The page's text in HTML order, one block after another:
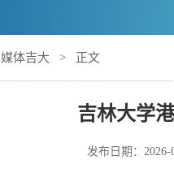
媒体吉大 > 正文
吉林大学
发布日期： 2026-